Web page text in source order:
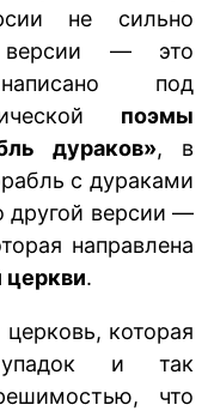
не сильно
версии — это
под
поэмы
дураков», в
с дураками
другой версии —
направлена
.
которая
и так
что